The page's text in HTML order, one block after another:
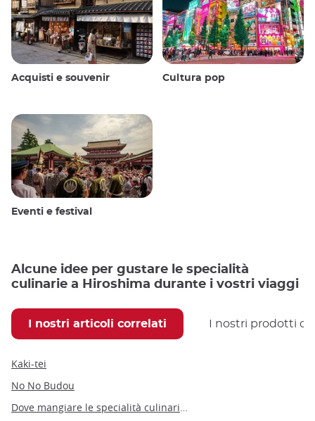
Acquisti e souvenir Cultura pop
Eventi e festival
Alcune idee per gustare le specialità
culinarie a Hiroshima durante i vostri viaggi
I nostri articoli correlati I nostri prodotti
Kaki-tei
No No Budou